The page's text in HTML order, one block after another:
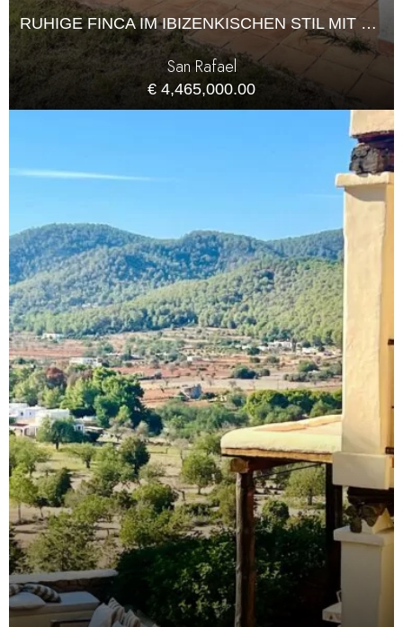
RUHIGE FINCA IM IBIZENKISCHEN STIL MIT SPEKTAKULÄRER AUSSICHT
San Rafael
€ 4,465,000.00